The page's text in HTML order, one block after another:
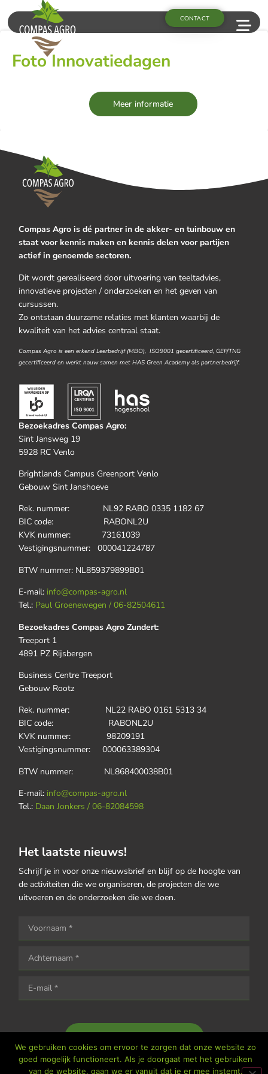
CONTACT
Foto Innovatiedagen
Meer informatie
Compas Agro is dé partner in de akker- en tuinbouw en
staat voor kennis maken en kennis delen voor partijen
actief in genoemde sectoren.
Dit wordt gerealiseerd door uitvoering van teeltadvies,
innovatieve projecten / onderzoeken en het geven van
cursussen.
Zo ontstaan duurzame relaties met klanten waarbij de
kwaliteit van het advies centraal staat.
Compas Agro is een erkend Leerbedrijf (MBO), ISO9001 gecertificeerd, GEP/TNG
gecertificeerd en werkt nauw samen met HAS Green Academy als partnerbedrijf.
Bezoekadres Compas Agro:
Sint Jansweg 19
5928 RC Venlo
Brightlands Campus Greenport Venlo
Gebouw Sint Janshoeve
Rek. nummer: NL92 RABO 0335 1182 67
BIC code: RABONL2U
KVK nummer: 73161039
Vestigingsnummer: 000041224787
BTW nummer: NL859379899B01
E-mail: info@compas-agro.nl
Tel.: Paul Groenewegen / 06-82504611
Bezoekadres Compas Agro Zundert:
Treeport 1
4891 PZ Rijsbergen
Business Centre Treeport
Gebouw Rootz
Rek. nummer: NL22 RABO 0161 5313 34
BIC code: RABONL2U
KVK nummer: 98209191
Vestigingsnummer: 000063389304
BTW nummer: NL868400038B01
E-mail: info@compas-agro.nl
Tel.: Daan Jonkers / 06-82084598
Het laatste nieuws!
Schrijf je in voor onze nieuwsbrief en blijf op de hoogte van
de activiteiten die we organiseren, de projecten die we
uitvoeren en de onderzoeken die we doen.
We gebruiken cookies om ervoor te zorgen dat onze website zo
goed mogelijk functioneert. Als je doorgaat met het gebruiken
van de website, gaan we er vanuit dat je er mee instemt.